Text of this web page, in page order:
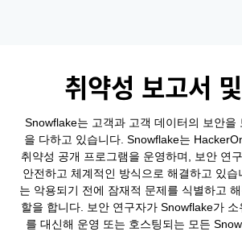
취약성 보고서
Snowflake는 고객과 고객 데이터의 보안을
을 다하고 있습니다. Snowflake는
취약성 공개 프로그램을 운영하며, 보안 연
안전하고 체계적인 방식으로 해결하고 있습
는 악용되기 전에 잠재적 문제를 식별하고
할을 합니다. 보안 연구자가 Snowflake가
를 대신해 운영 또는 호스팅되는 모든